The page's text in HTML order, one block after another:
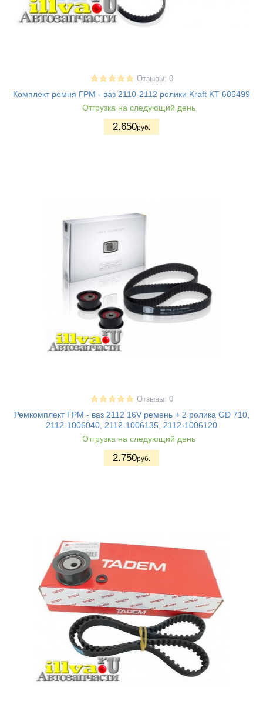
Отзывы: 0
Комплект ремня ГРМ - ваз 2110-2112 ролики Kraft KT 685499
Отгрузка на следующий день
2.650руб.
Отзывы: 0
Ремкомплект ГРМ - ваз 2112 16V ремень + 2 ролика GD 710,
2112-1006040, 2112-1006135, 2112-1006120
Отгрузка на следующий день
2.750руб.